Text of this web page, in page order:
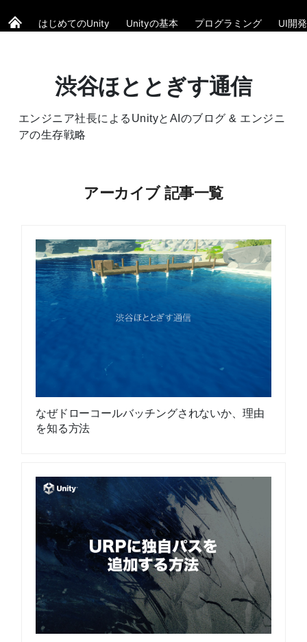
はじめてのUnity Unityの基本 プログラミング UI開発
渋谷ほととぎす通信
エンジニア社長によるUnityとAIのブログ & エンジニ
アの生存戦略
アーカイブ 記事一覧
なぜドローコールバッチングされないか、理由
を知る方法